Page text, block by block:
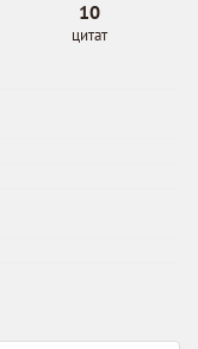
10
цитат